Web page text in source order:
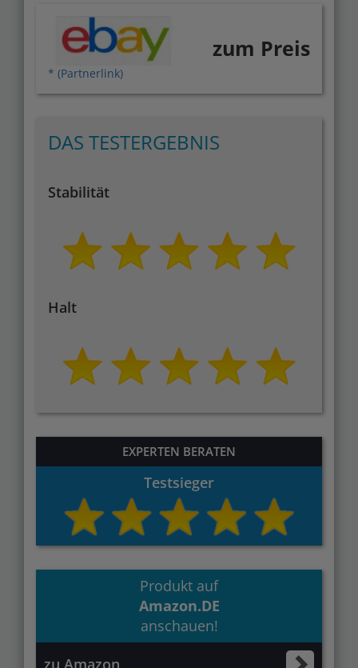
* (Partnerlink)
zum Preis
DAS TESTERGEBNIS
Stabilität
Halt
EXPERTEN BERATEN
Testsieger
Produkt auf
Amazon.DE
anschauen!
zu Amazon